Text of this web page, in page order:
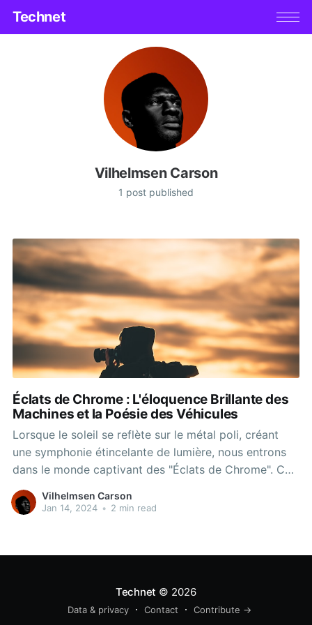
Technet
Vilhelmsen Carson
1 post published
Éclats de Chrome : L'éloquence Brillante des
Machines et la Poésie des Véhicules
Lorsque le soleil se reflète sur le métal poli, créant
une symphonie étincelante de lumière, nous entrons
dans le monde captivant des "Éclats de Chrome". Ces
éblouissants reflets métalliques transcendent le easy
aspect visuel pour devenir des éléments
Vilhelmsen Carson
Jan 14, 2024 • 2 min read
Technet © 2026
Data & privacy Contact Contribute →